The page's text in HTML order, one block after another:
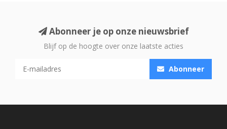
Abonneer je op onze nieuwsbrief
Blijf op de hoogte over onze laatste acties
Abonneer